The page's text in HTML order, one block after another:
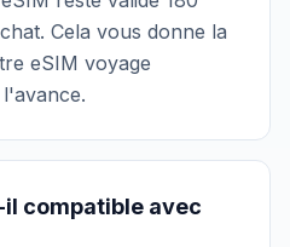
Cela vous donne la
eSIM voyage
compatible avec